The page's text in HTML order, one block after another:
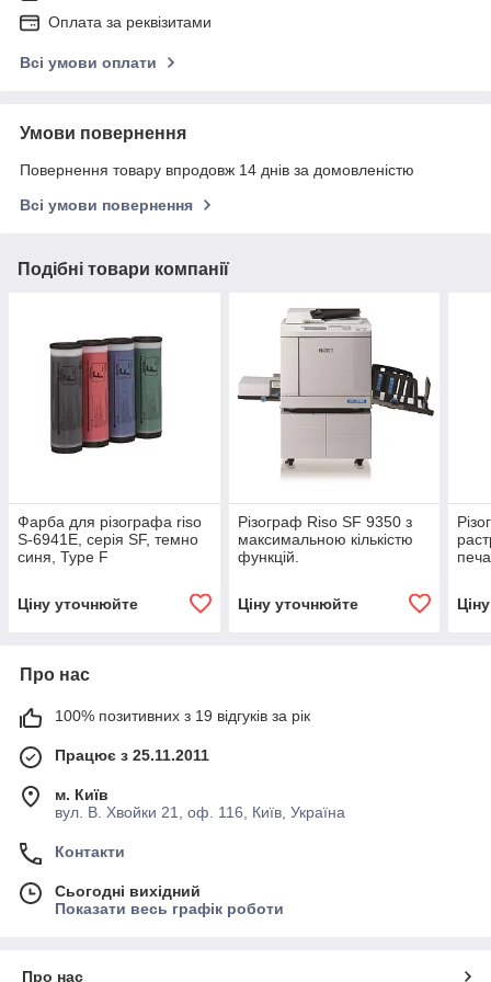
Оплата за реквізитами
Всі умови оплати
Умови повернення
Повернення товару впродовж 14 днів за домовленістю
Всі умови повернення
Подібні товари компанії
Фарба для різографа riso
S-6941E, серія SF, темно
синя, Type F
Ціну уточнюйте
Різограф Riso SF 9350 з
максимальною кількістю
функцій.
Ціну уточнюйте
Про нас
100% позитивних з 19 відгуків за рік
Працює з 25.11.2011
м. Київ
вул. В. Хвойки 21, оф. 116, Київ, Україна
Контакти
Сьогодні вихідний
Показати весь графік роботи
Про нас